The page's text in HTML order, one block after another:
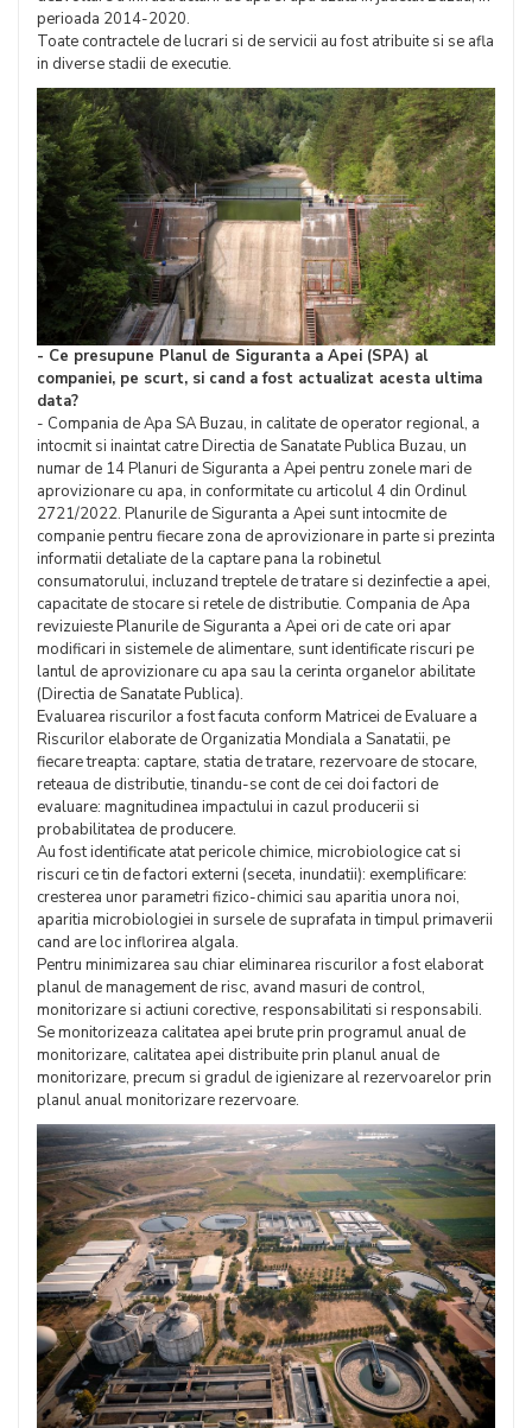
perioada 2014-2020.
Toate contractele de lucrari si de servicii au fost atribuite si se afla
in diverse stadii de executie.
- Ce presupune Planul de Siguranta a Apei (SPA) al
companiei, pe scurt, si cand a fost actualizat acesta ultima
data?
- Compania de Apa SA Buzau, in calitate de operator regional, a
intocmit si inaintat catre Directia de Sanatate Publica Buzau, un
numar de 14 Planuri de Siguranta a Apei pentru zonele mari de
aprovizionare cu apa, in conformitate cu articolul 4 din Ordinul
2721/2022. Planurile de Siguranta a Apei sunt intocmite de
companie pentru fiecare zona de aprovizionare in parte si prezinta
informatii detaliate de la captare pana la robinetul
consumatorului, incluzand treptele de tratare si dezinfectie a apei,
capacitate de stocare si retele de distributie. Compania de Apa
revizuieste Planurile de Siguranta a Apei ori de cate ori apar
modificari in sistemele de alimentare, sunt identificate riscuri pe
lantul de aprovizionare cu apa sau la cerinta organelor abilitate
(Directia de Sanatate Publica).
Evaluarea riscurilor a fost facuta conform Matricei de Evaluare a
Riscurilor elaborate de Organizatia Mondiala a Sanatatii, pe
fiecare treapta: captare, statia de tratare, rezervoare de stocare,
reteaua de distributie, tinandu-se cont de cei doi factori de
evaluare: magnitudinea impactului in cazul producerii si
probabilitatea de producere.
Au fost identificate atat pericole chimice, microbiologice cat si
riscuri ce tin de factori externi (seceta, inundatii): exemplificare:
cresterea unor parametri fizico-chimici sau aparitia unora noi,
aparitia microbiologiei in sursele de suprafata in timpul primaverii
cand are loc inflorirea algala.
Pentru minimizarea sau chiar eliminarea riscurilor a fost elaborat
planul de management de risc, avand masuri de control,
monitorizare si actiuni corective, responsabilitati si responsabili.
Se monitorizeaza calitatea apei brute prin programul anual de
monitorizare, calitatea apei distribuite prin planul anual de
monitorizare, precum si gradul de igienizare al rezervoarelor prin
planul anual monitorizare rezervoare.